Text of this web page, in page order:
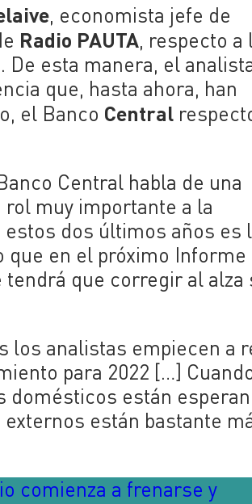
, economista jefe de
Radio PAUTA, respecto a
De esta manera, el
que, hasta ahora, han
el Banco Central
Central habla de una
muy importante a la
dos últimos años es
en el próximo Informe
que corregir al alza
los analistas empiecen a
para 2022 […]
domésticos están
están bastante
comienza a frenarse y